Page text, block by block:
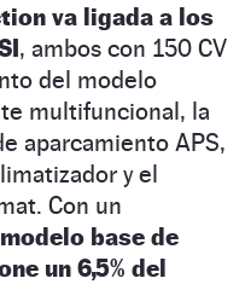
va ligada a los
, ambos con 150 CV
del modelo
multifuncional, la
aparcamiento APS,
y el
Con un
base de
un 6,5% del